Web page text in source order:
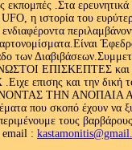
εκπομπές .Στα ερευνητικά
η ιστορία του
των
ΕΠΙΣΚΕΠΤΕΣ
επισης και την δική
ΤΗΝ ΑΝΟΠΑΙΑ
που σκοπό έχουν να
τους
email :